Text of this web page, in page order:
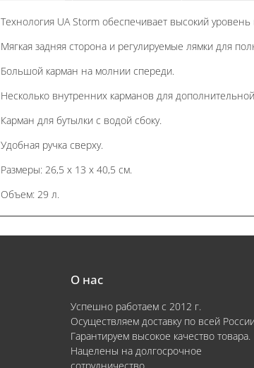
Технология UA Storm обеспечивает высокий уровень
Мягкая задняя сторона и регулируемые лямки для
Большой карман на молнии спереди.
Несколько внутренних карманов для
Карман для бутылки с водой сбоку.
Удобная ручка сверху.
Размеры: 26,5 x 13 x 40,5 см.
Объем: 29 л.
О нас
Успешно работаем с 2012 г.
Осуществляем доставку по всей
Гарантируем высокое качество товара.
Нацелены на долгосрочное